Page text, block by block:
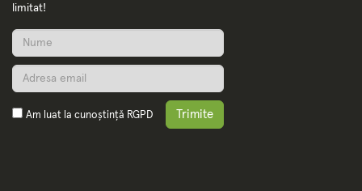
limitat!
Am luat la cunoștință RGPD Trimite